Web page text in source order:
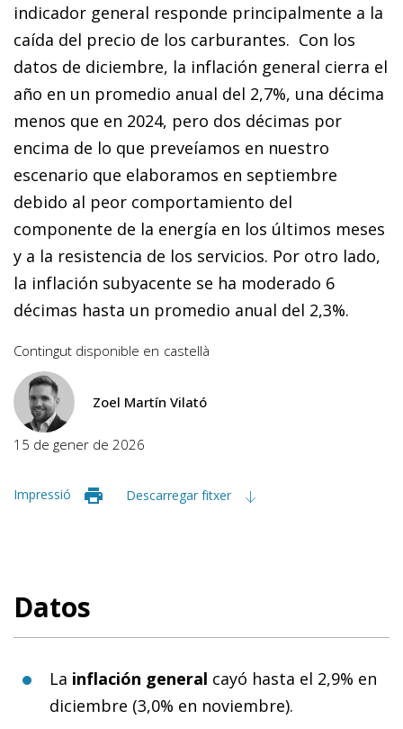
indicador general responde principalmente a la
caída del precio de los carburantes. Con los
datos de diciembre, la inflación general cierra el
año en un promedio anual del 2,7%, una décima
menos que en 2024, pero dos décimas por
encima de lo que preveíamos en nuestro
escenario que elaboramos en septiembre
debido al peor comportamiento del
componente de la energía en los últimos meses
y a la resistencia de los servicios. Por otro lado,
la inflación subyacente se ha moderado 6
décimas hasta un promedio anual del 2,3%.
Contingut disponible en castellà
Zoel Martín Vilató
15 de gener de 2026
Impressió Descarregar fitxer
Datos
La inflación general cayó hasta el 2,9% en
diciembre (3,0% en noviembre).